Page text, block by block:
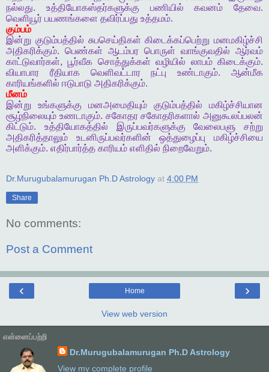
நல்லது. உத்தியோகஸ்தர்களுக்கு பணியில் கவனம் தேவை.
வெளியூர் பயணங்களை தவிர்ப்பது உத்தமம்.
கும்பம்
இன்று குடும்பத்தில் சுபசெய்திகள் கிடைக்கப்பெற்று மனமகிழ்ச்சி
அதிகரிக்கும். பெண்கள் ஆடம்பர பொருள் வாங்குவதில் ஆர்வம்
காட்டுவார்கள்,பூர்வீக சொத்துக்கள் வழியில் லாபம் கிடைக்கும்.
வியாபார
ரீதியாக வெளிவட்டார நட்பு உண்டாகும்.ஆன்மீக
காரியங்களில் ஈடுபாடு அதிகரிக்கும்.
மீனம்
இன்று
உங்களுக்கு மனஅமைதியும் குடும்பத்தில்
மகிழ்ச்சியான
சூழ்நிலையும் உணடாகும். சகோதர சகோதரிகளால் அனுகூலப்பலன்
கிட்டும். உத்தியோகத்தில் இருப்பவர்களுக்கு வேலைபளு
சற்று
அதிகரித்தாலும்
உடனிருப்பவர்களின் ஒத்துழைப்பு
மகிழ்ச்சியை
அளிக்கும். எதிர்பார்த்த காரியம் எளிதில் நிறைவேறும்.
Dr.Murugubalamurugan Ph.D Astrology at 4:00 PM
Share
No comments:
Post a Comment
‹ ›
Home
View web version
என்னைப்பற்றி
Dr.Murugubalamurugan Ph.D Astrology
View my complete profile